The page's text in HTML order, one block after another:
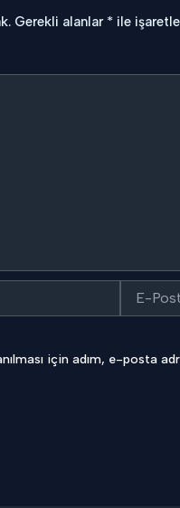
Gerekli alanlar * ile
Posta*
için adım, e-posta